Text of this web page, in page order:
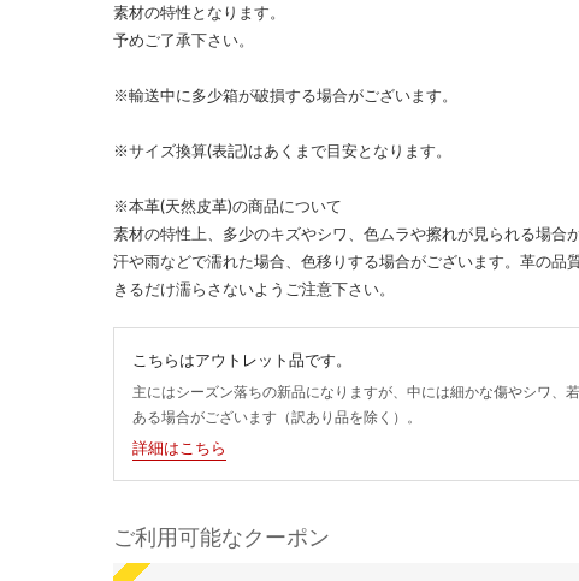
素材の特性となります。
予めご了承下さい。
※輸送中に多少箱が破損する場合がございます。
※サイズ換算(表記)はあくまで目安となります。
※本革(天然皮革)の商品について
素材の特性上、多少のキズやシワ、色ムラや擦れが見られる場合
汗や雨などで濡れた場合、色移りする場合がございます。革の品
きるだけ濡らさないようご注意下さい。
こちらはアウトレット品です。
主にはシーズン落ちの新品になりますが、中には細かな傷やシワ、
ある場合がございます（訳あり品を除く）。
詳細はこちら
ご利用可能なクーポン